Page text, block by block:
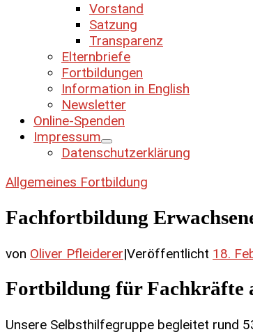
Vorstand
Satzung
Transparenz
Elternbriefe
Fortbildungen
Information in English
Newsletter
Online-Spenden
Impressum
Datenschutzerklärung
Allgemeines Fortbildung
Fachfortbildung
von Oliver Pfleiderer|Veröffentlicht 18.
Fortbildung für Fachkräfte
Unsere Selbsthilfegruppe begleitet rund